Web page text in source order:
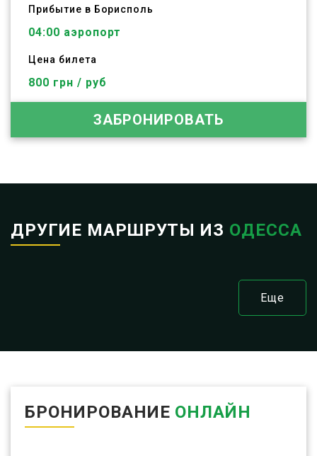
Прибытие в Борисполь
04:00 аэропорт
Цена билета
800 грн / руб
ЗАБРОНИРОВАТЬ
ДРУГИЕ МАРШРУТЫ ИЗ ОДЕССА
Еще
БРОНИРОВАНИЕ ОНЛАЙН